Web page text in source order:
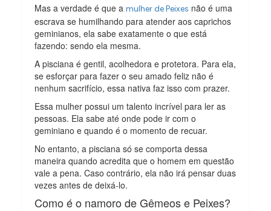
Mas a verdade é que amulher de Peixes não é uma
escrava se humilhando para atender aos caprichos
geminianos, ela sabe exatamente o que está
fazendo: sendo ela mesma.
A pisciana é gentil, acolhedora e protetora. Para ela,
se esforçar para fazer o seu amado feliz não é
nenhum sacrifício, essa nativa faz isso com prazer.
Essa mulher possui um talento incrível para ler as
pessoas. Ela sabe até onde pode ir com o
geminiano e quando é o momento de recuar.
No entanto, a pisciana só se comporta dessa
maneira quando acredita que o homem em questão
vale a pena. Caso contrário, ela não irá pensar duas
vezes antes de deixá-lo.
Como é o namoro de Gêmeos e Peixes?